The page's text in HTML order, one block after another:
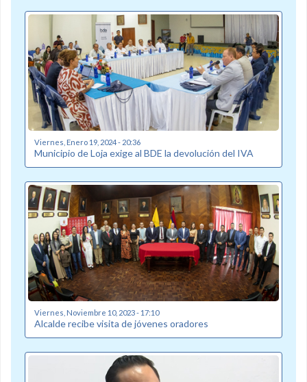
Viernes, Enero 19, 2024 - 20:36
Municipio de Loja exige al BDE la devolución del IVA
Viernes, Noviembre 10, 2023 - 17:10
Alcalde recibe visita de jóvenes oradores